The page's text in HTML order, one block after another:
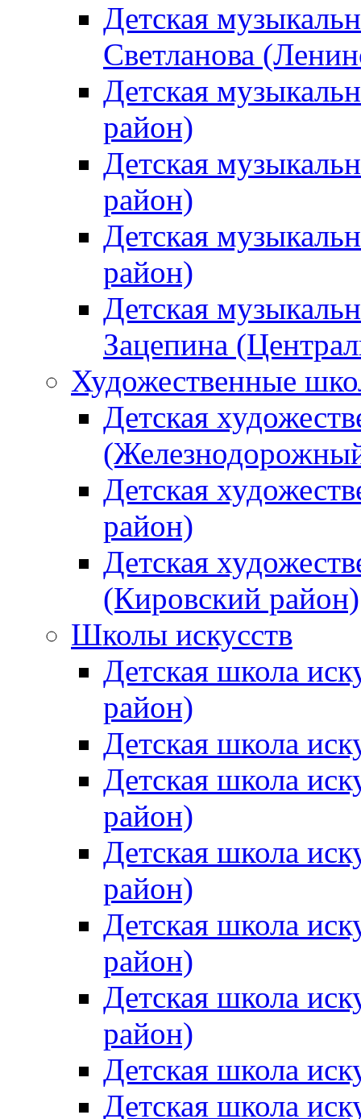
Детская
Светланова
Детская
район)
Детская
район)
Детская
район)
Детская
Зацепина
Художественные
Детская
Детская
район)
Детская
(Кировский район)
Школы искусств
Детская школа
район)
Детская школа
Детская школа
район)
Детская школа
район)
Детская школа
район)
Детская школа
район)
Детская школа
Детская школа